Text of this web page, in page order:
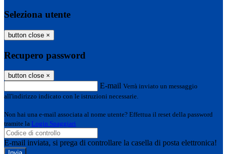
Seleziona utente
button close ×
Recupero password
button close ×
E-mail Verrà inviato un messaggio
all'indirizzo indicato con le istruzioni necessarie.
Non hai una e-mail associata al nome utente? Effettua il reset della password
tramite la Login Spaggiari
E-mail inviata, si prega di controllare la casella di posta elettronica!